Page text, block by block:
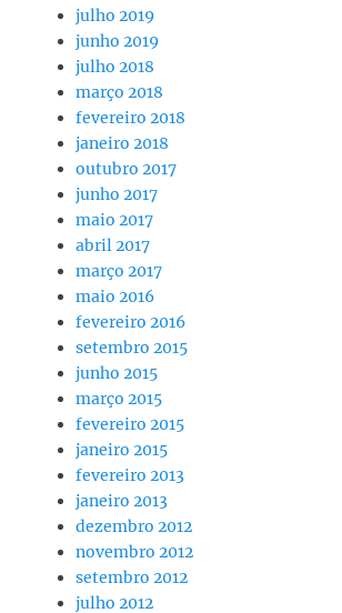
julho 2019
junho 2019
julho 2018
março 2018
fevereiro 2018
janeiro 2018
outubro 2017
junho 2017
maio 2017
abril 2017
março 2017
maio 2016
fevereiro 2016
setembro 2015
junho 2015
março 2015
fevereiro 2015
janeiro 2015
fevereiro 2013
janeiro 2013
dezembro 2012
novembro 2012
setembro 2012
julho 2012